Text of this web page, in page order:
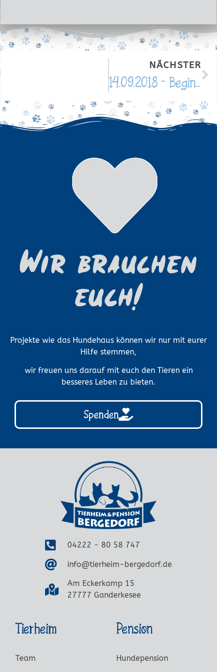
NÄCHSTER
14.09.2018 – Beginn des Fundaments
Wir brauchen
euch!
Projekte wie das Hundehaus können wir nur mit eurer
Hilfe stemmen,
wir freuen uns darauf mit euch den Tieren ein
besseres Leben zu bieten.
Spenden
04222 - 80 58 747
info@tierheim-bergedorf.de
Am Eckerkamp 15
27777 Ganderkesee
Tierheim
Team
Pension
Hundepension